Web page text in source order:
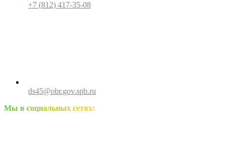
+7 (812) 417-35-08
ds45@obr.gov.spb.ru
Мы в социальных сетях: